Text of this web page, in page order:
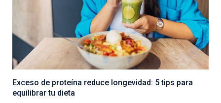
Exceso de proteína reduce longevidad: 5 tips para
equilibrar tu dieta